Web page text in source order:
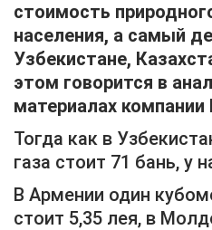
стоимость
населения, а самый
Узбекистане,
этом говорится в
материалах компании
Тогда как в
газа стоит 71 бань, у
В Армении один
стоит 5,35 лея, в